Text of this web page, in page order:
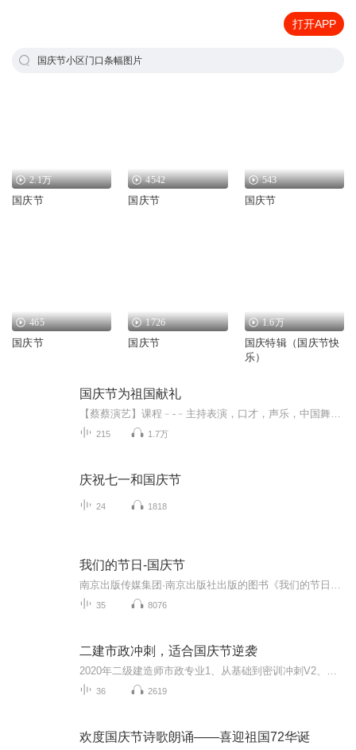
打开APP
国庆节小区门口条幅图片
2.1万
国庆节
4542
国庆节
543
国庆节
465
国庆节
1726
国庆节
1.6万
国庆特辑（国庆节快
乐）
国庆节为祖国献礼
215 1.7万
庆祝七一和国庆节
24 1818
我们的节日-国庆节
35 8076
二建市政冲刺，适合国庆节逆袭
36 2619
欢度国庆节诗歌朗诵——喜迎祖国72华诞